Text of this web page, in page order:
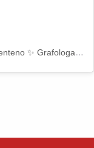
Una publicación compartida por MaryFer Centeno ✨ Grafologa (@maryfer_centeno)